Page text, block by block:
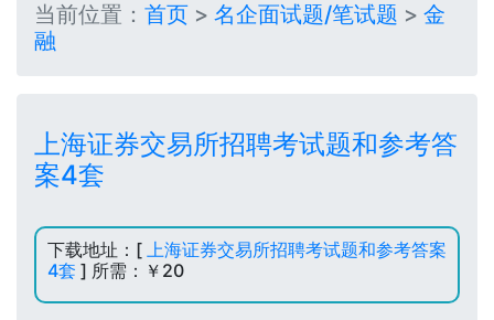
当前位置： 首页 > 名企面试题/笔试题 > 金
融
上海证券交易所招聘考试题和参考答
案4套
下载地址：[ 上海证券交易所招聘考试题和参考答案
4套 ] 所需：￥20